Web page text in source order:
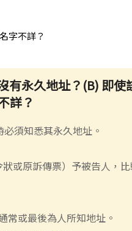
字不詳？
有永久地址？(B) 即使
詳？
須知悉其永久地址。
或原訴傳票）予被告人，比
常或最後為人所知地址。